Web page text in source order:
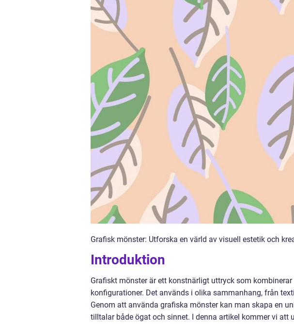
Grafisk mönster: Utforska en värld av visuell estetik och
Introduktion
Grafiskt mönster är ett konstnärligt uttryck som
konfigurationer. Det används i olika sammanhang, från
Genom att använda grafiska mönster kan man skapa en
tilltalar både ögat och sinnet. I denna artikel kommer vi att